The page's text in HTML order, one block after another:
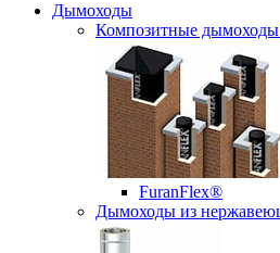
Дымоходы
Композитные
FuranFlex®
Дымоходы из